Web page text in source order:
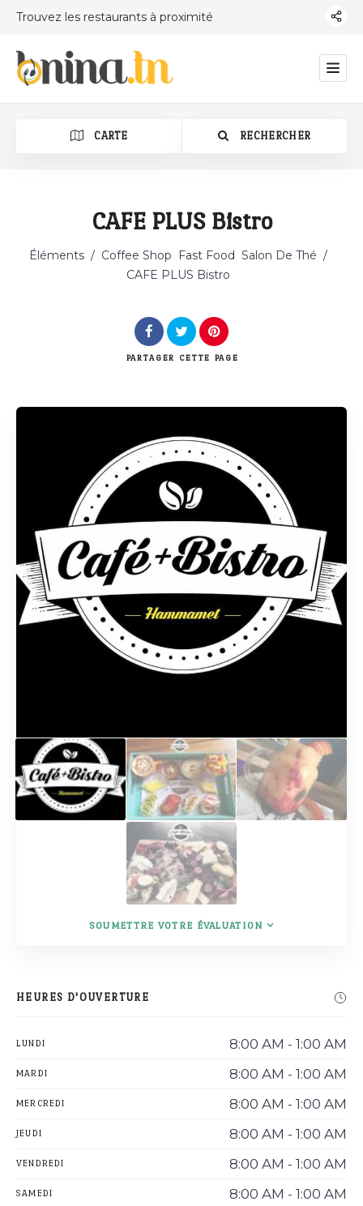
Trouvez les restaurants à proximité
CARTE RECHERCHER
Catégorie
Rechercher
CAFE PLUS Bistro
Éléments / Coffee Shop Fast Food Salon De Thé /
CAFE PLUS Bistro
PARTAGER CETTE PAGE
SOUMETTRE VOTRE ÉVALUATION
HEURES D'OUVERTURE
LUNDI 8:00 AM - 1:00 AM
MARDI 8:00 AM - 1:00 AM
MERCREDI 8:00 AM - 1:00 AM
JEUDI 8:00 AM - 1:00 AM
VENDREDI 8:00 AM - 1:00 AM
SAMEDI 8:00 AM - 1:00 AM